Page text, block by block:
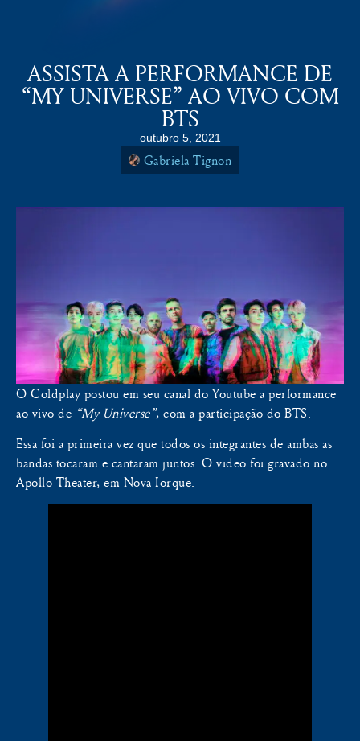
ASSISTA A PERFORMANCE DE
“MY UNIVERSE” AO VIVO COM
BTS
outubro 5, 2021
Gabriela Tignon
O Coldplay postou em seu canal do Youtube a performance
ao vivo de “My Universe”, com a participação do BTS.
Essa foi a primeira vez que todos os integrantes de ambas as
bandas tocaram e cantaram juntos. O video foi gravado no
Apollo Theater, em Nova Iorque.